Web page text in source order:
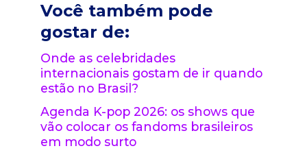
Você também pode
gostar de:
Onde as celebridades
internacionais gostam de ir quando
estão no Brasil?
Agenda K-pop 2026: os shows que
vão colocar os fandoms brasileiros
em modo surto